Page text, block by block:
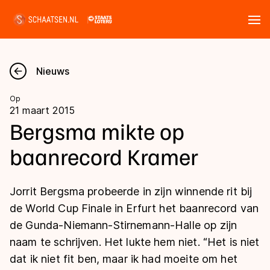
Nieuws
Kalender
Disciplines
Langebaan
Shorttrack
Inlineskaten
Uitslagen
Langebaan
Shorttrack
Marathon
Tijden & historie
Ranglijsten Langebaan
Nieuws
Op
21 maart 2015
Bergsma mikte op
baanrecord Kramer
Jorrit Bergsma probeerde in zijn winnende rit bij
de World Cup Finale in Erfurt het baanrecord van
de Gunda-Niemann-Stirnemann-Halle op zijn
naam te schrijven. Het lukte hem niet. “Het is niet
dat ik niet fit ben, maar ik had moeite om het